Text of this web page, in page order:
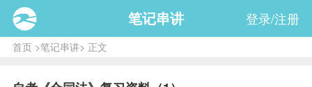
笔记串讲 登录/注册
首页>笔记串讲> 正文